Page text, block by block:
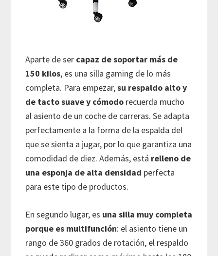
Aparte de ser capaz de soportar más de
150 kilos, es una silla gaming de lo más
completa. Para empezar,su respaldo alto y
de tacto suave y cómodo recuerda mucho
al asiento de un coche de carreras. Se adapta
perfectamente a la forma de la espalda del
que se sienta a jugar, por lo que garantiza una
comodidad de diez. Además, está relleno de
una esponja de alta densidad perfecta
para este tipo de productos.
En segundo lugar, es una silla muy completa
porque es multifunción: el asiento tiene un
rango de 360 grados de rotación, el respaldo